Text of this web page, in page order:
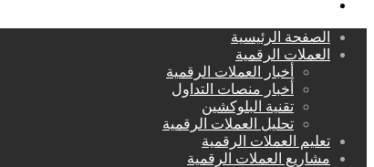
الصفحة الرئيسية
العملات الرقمية
أخبار العملات الرقمية
أخبار منصات التداول
تقنية البلوكشين
تحليل العملات الرقمية
تعليم العملات الرقمية
مشاريع العملات الرقمية